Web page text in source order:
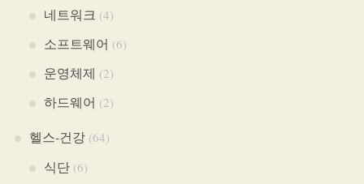
네트워크 (4)
소프트웨어 (6)
운영체제 (2)
하드웨어 (2)
헬스-건강(64)
식단(6)